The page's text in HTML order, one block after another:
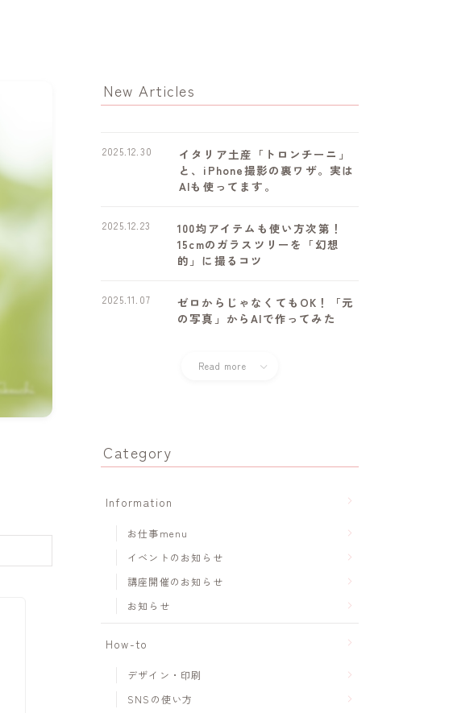
New Articles
イタリア土産「トロンチーニ」
と、iPhone撮影の裏ワザ。実は
AIも使ってます。
2025.12.30
100均アイテムも使い方次第！
15cmのガラスツリーを「幻想
的」に撮るコツ
2025.12.23
ゼロからじゃなくてもOK！「元
の写真」からAIで作ってみた
2025.11.07
Read more
Category
Information
お仕事menu
イベントのお知らせ
講座開催のお知らせ
お知らせ
How-to
デザイン・印刷
SNSの使い方